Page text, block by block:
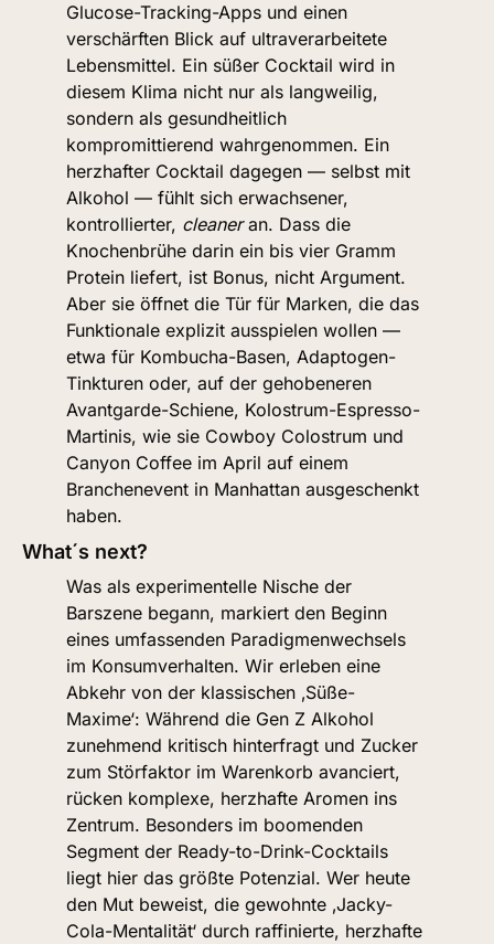
Glucose-Tracking-Apps und einen
verschärften Blick auf ultraverarbeitete
Lebensmittel. Ein süßer Cocktail wird in
diesem Klima nicht nur als langweilig,
sondern als gesundheitlich
kompromittierend wahrgenommen. Ein
herzhafter Cocktail dagegen — selbst mit
Alkohol — fühlt sich erwachsener,
kontrollierter, cleaner an. Dass die
Knochenbrühe darin ein bis vier Gramm
Protein liefert, ist Bonus, nicht Argument.
Aber sie öffnet die Tür für Marken, die das
Funktionale explizit ausspielen wollen —
etwa für Kombucha-Basen, Adaptogen-
Tinkturen oder, auf der gehobeneren
Avantgarde-Schiene, Kolostrum-Espresso-
Martinis, wie sie Cowboy Colostrum und
Canyon Coffee im April auf einem
Branchenevent in Manhattan ausgeschenkt
haben.
What´s next?
Was als experimentelle Nische der
Barszene begann, markiert den Beginn
eines umfassenden Paradigmenwechsels
im Konsumverhalten. Wir erleben eine
Abkehr von der klassischen ‚Süße-
Maxime‘: Während die Gen Z Alkohol
zunehmend kritisch hinterfragt und Zucker
zum Störfaktor im Warenkorb avanciert,
rücken komplexe, herzhafte Aromen ins
Zentrum. Besonders im boomenden
Segment der Ready-to-Drink-Cocktails
liegt hier das größte Potenzial. Wer heute
den Mut beweist, die gewohnte ‚Jacky-
Cola-Mentalität‘ durch raffinierte, herzhafte